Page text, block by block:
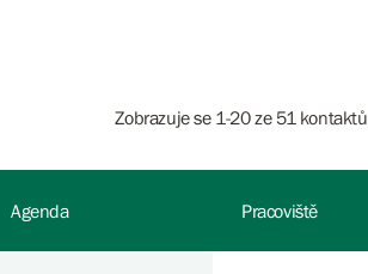
Zobrazuje se 1-20 ze 51 kontaktů
Agenda Pracoviště